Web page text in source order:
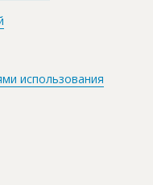
использования